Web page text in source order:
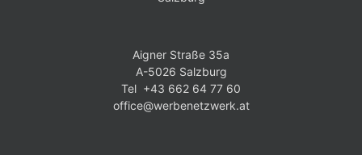
Aigner Straße 35a
A-5026 Salzburg
Tel +43 662 64 77 60
office@werbenetzwerk.at